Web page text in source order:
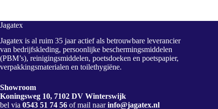
Jagatex
Jagatex is al ruim 35 jaar actief als betrouwbare leverancier
van bedrijfskleding, persoonlijke beschermingsmiddelen
(PBM’s), reinigingsmiddelen, poetsdoeken en poetspapier,
verpakkingsmaterialen en toilethygiëne.
Showroom
Koningsweg 10, 7102 DV Winterswijk
bel via 0543 51 74 56 of mail naarinfo@jagatex.nl